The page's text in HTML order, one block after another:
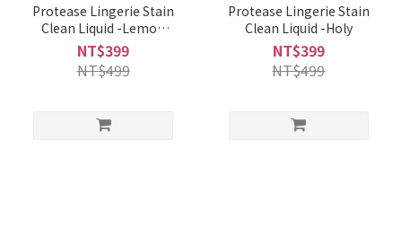
Protease Lingerie Stain
Clean Liquid -Lemon
Verbena
NT$399
NT$499
Protease Lingerie Stain
Clean Liquid -Holy
NT$399
NT$499